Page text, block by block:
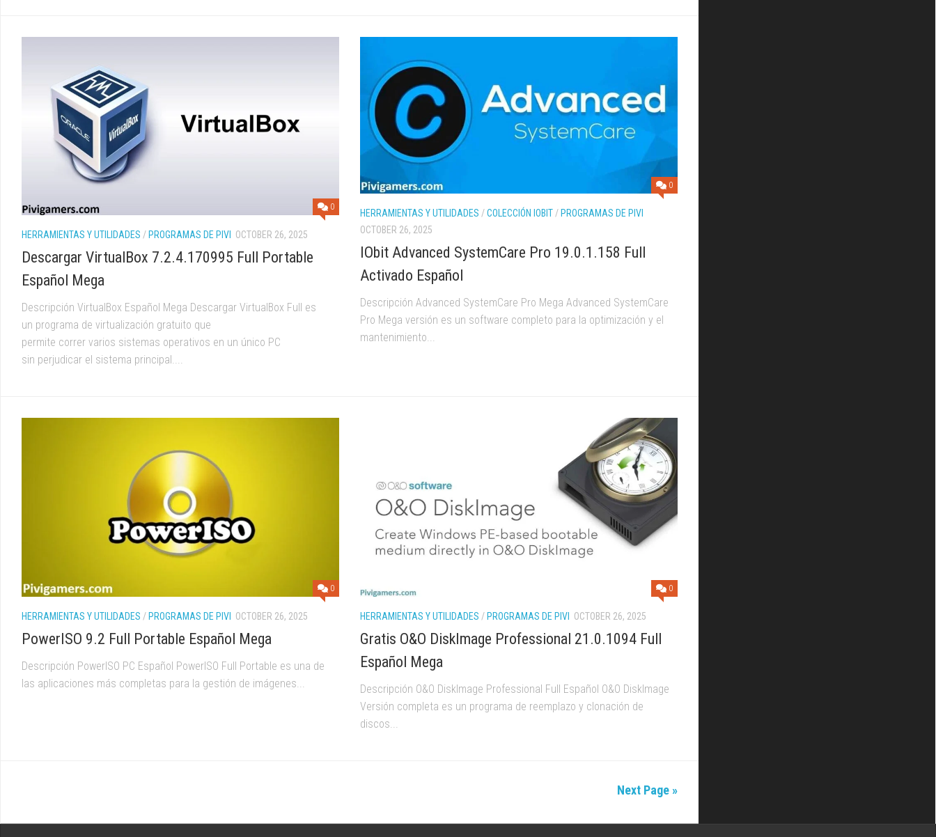
0
HERRAMIENTAS Y UTILIDADES / PROGRAMAS DE PIVI OCTOBER 26, 2025
Descargar VirtualBox 7.2.4.170995 Full Portable
Español Mega
Descripción VirtualBox Español Mega Descargar VirtualBox Full es
un programa de virtualización gratuito que
permite correr varios sistemas operativos en un único PC
sin perjudicar el sistema principal....
0
HERRAMIENTAS Y UTILIDADES /COLECCIÓN IOBIT / PROGRAMAS DE PIVI
OCTOBER 26, 2025
IObit Advanced SystemCare Pro 19.0.1.158 Full
Activado Español
Descripción Advanced SystemCare Pro Mega Advanced SystemCare
Pro Mega versión es un software completo para la optimización y el
mantenimiento...
0
HERRAMIENTAS Y UTILIDADES / PROGRAMAS DE PIVI OCTOBER 26, 2025
PowerISO 9.2 Full Portable Español Mega
Descripción PowerISO PC Español PowerISO Full Portable es una de
las aplicaciones más completas para la gestión de imágenes...
0
HERRAMIENTAS Y UTILIDADES / PROGRAMAS DE PIVI OCTOBER 26, 2025
Gratis O&O DiskImage Professional 21.0.1094 Full
Español Mega
Descripción O&O DiskImage Professional Full Español O&O DiskImage
Versión completa es un programa de reemplazo y clonación de
discos...
Next Page »